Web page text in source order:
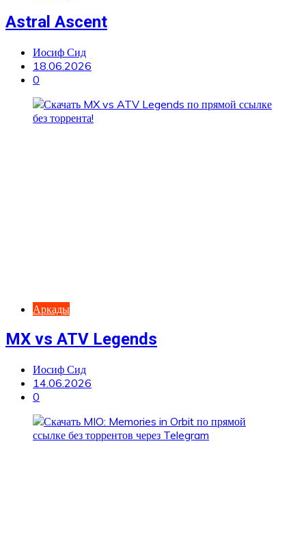
Astral Ascent
Иосиф Сид
18.06.2026
0
Аркады
MX vs ATV Legends
Иосиф Сид
14.06.2026
0